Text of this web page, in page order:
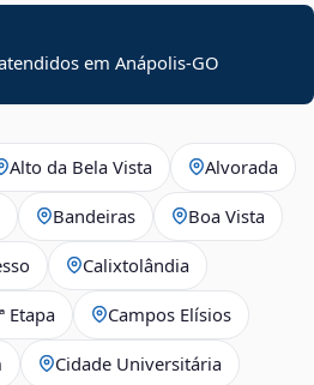
em Anápolis-GO
Alto da Bela Vista Alvorada
Bandeiras Boa Vista
Calixtolândia
Etapa Campos Elísios
Cidade Universitária